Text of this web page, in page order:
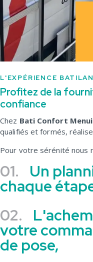
L'EXPÉRIENCE
Profitez de la
confiance
Chez Bati Confort
qualifiés et formés,
Pour votre sérénité nous
01. Un
chaque
02.
votre
de pose,